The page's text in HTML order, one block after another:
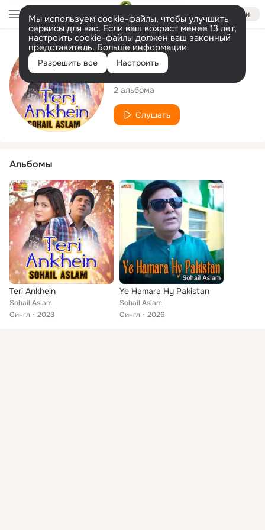
Войти
Мы используем cookie-файлы, чтобы улучшить
сервисы для вас. Если ваш возраст менее 13 лет,
настроить cookie-файлы должен ваш законный
представитель. Больше информации
Разрешить все Настроить
Исполнитель
Sohail Aslam
2 альбома
Слушать
Альбомы
Teri Ankhein
Sohail Aslam
Сингл
2023
Ye Hamara Hy Pakistan
Sohail Aslam
Сингл
2026